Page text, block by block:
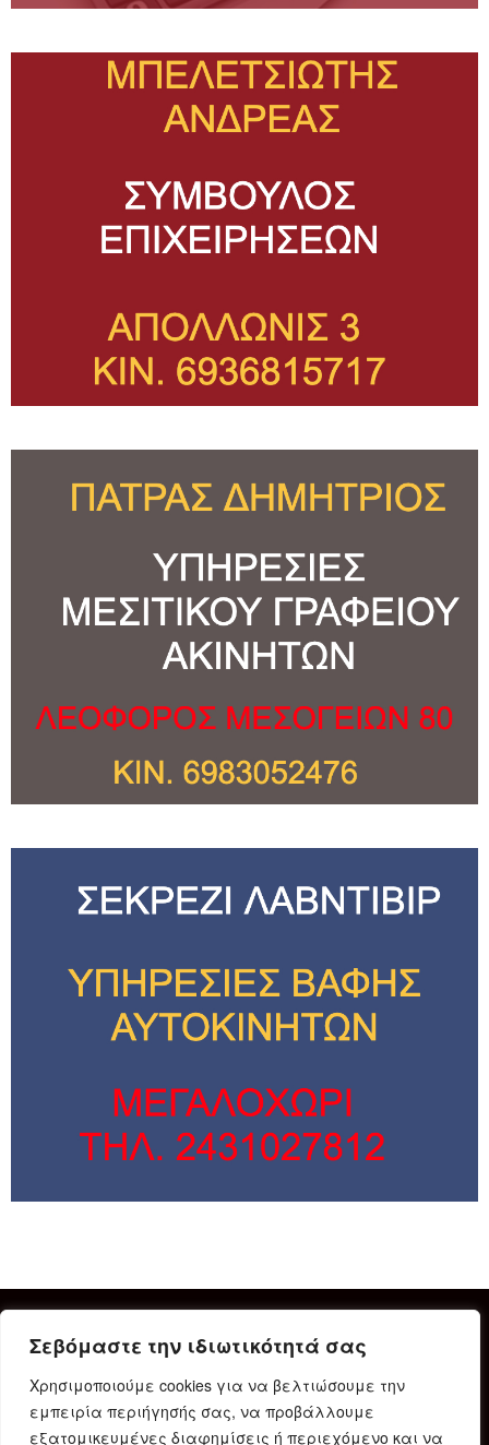
Σεβόμαστε την ιδιωτικότητά σας
Χρησιμοποιούμε cookies για να βελτιώσουμε την
εμπειρία περιήγησής σας, να προβάλλουμε
εξατομικευμένες διαφημίσεις ή περιεχόμενο και να